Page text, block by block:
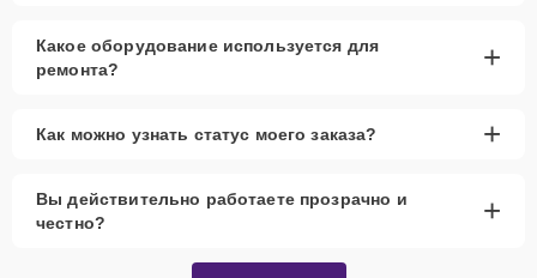
Какое оборудование используется для
ремонта?
+
Как можно узнать статус моего заказа? +
Вы действительно работаете прозрачно и
честно?
+